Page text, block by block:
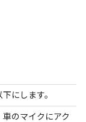
にします。
のマイクにアク